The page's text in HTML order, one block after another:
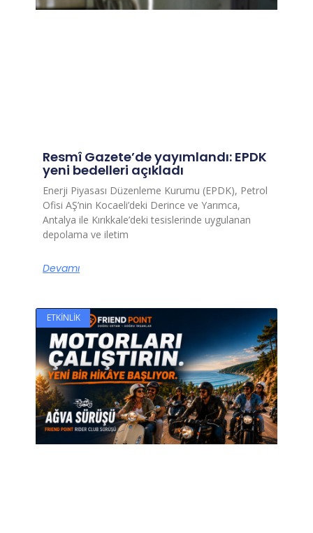
Resmî Gazete’de yayımlandı: EPDK
yeni bedelleri açıkladı
Enerji Piyasası Düzenleme Kurumu (EPDK), Petrol
Ofisi AŞ’nin Kocaeli’deki Derince ve Yarımca,
Antalya ile Kırıkkale’deki tesislerinde uygulanan
depolama ve iletim
Devamı
ETKINLIK